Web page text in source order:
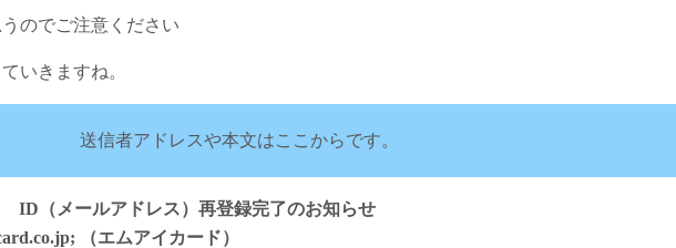
のでご注意ください
いきますね。
送信者アドレスや本文はここからです。
ID（メールアドレス）再登録完了のお知らせ
（エムアイカード）